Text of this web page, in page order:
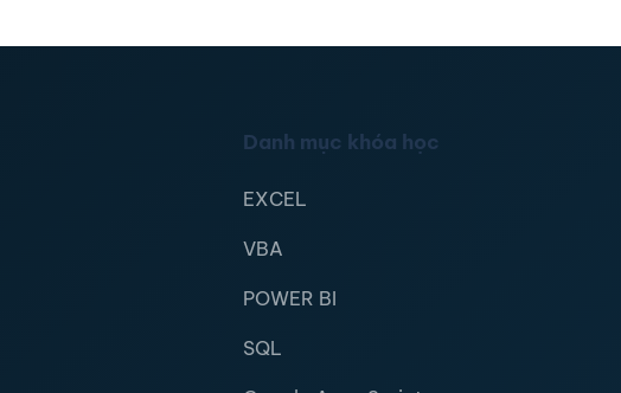
Danh mục khóa học
EXCEL
VBA
POWER BI
SQL